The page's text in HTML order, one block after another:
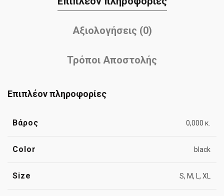
Αξιολογήσεις (0)
Τρόποι Αποστολής
Επιπλέον πληροφορίες
Βάρος 0,000 κ.
Color black
Size S, M, L, XL